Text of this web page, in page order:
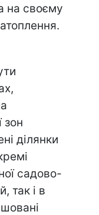
на своєму
зон
ділянки
садово-
так і в